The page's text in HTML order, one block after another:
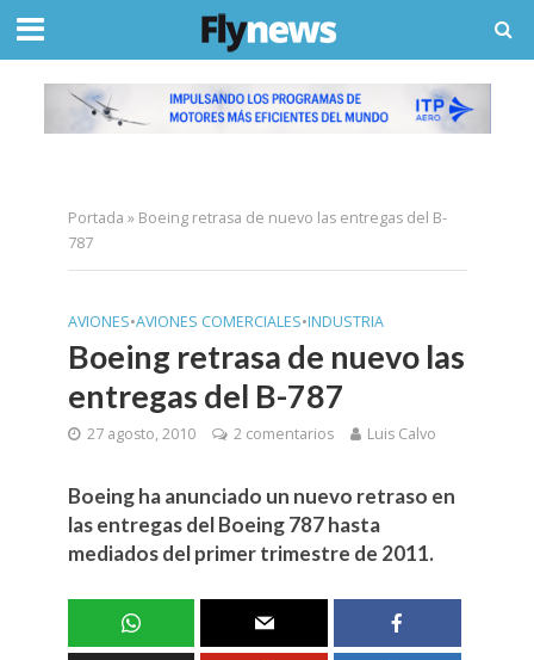
Portada » Boeing retrasa de nuevo las entregas del B-
787
AVIONES•AVIONES COMERCIALES•INDUSTRIA
Boeing retrasa de nuevo las
entregas del B-787
27 agosto, 2010 2 comentarios Luis Calvo
Boeing ha anunciado un nuevo retraso en
las entregas del Boeing 787 hasta
mediados del primer trimestre de 2011.